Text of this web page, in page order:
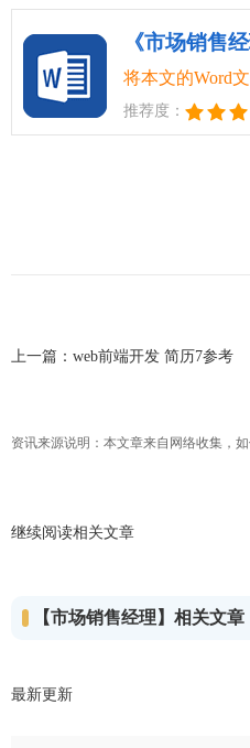
《市场销售
将本文的Word
推荐度：
上一篇： web前端开发 简历7参考
资讯来源说明：本文章来自网络收集，
继续阅读相关文章
【市场销售经理】相关文章
最新更新